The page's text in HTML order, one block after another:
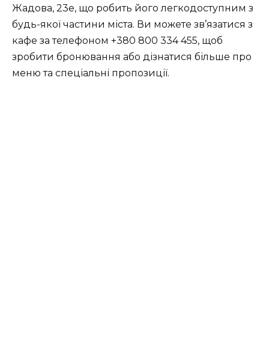
Жадова, 23е, що робить його легкодоступним з
будь-якої частини міста. Ви можете зв’язатися з
кафе за телефоном +380 800 334 455, щоб
зробити бронювання або дізнатися більше про
меню та спеціальні пропозиції.